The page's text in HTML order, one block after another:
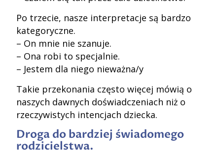
Po trzecie, nasze interpretacje są bardzo
kategoryczne.
– On mnie nie szanuje.
– Ona robi to specjalnie.
– Jestem dla niego nieważna/y
Takie przekonania często więcej mówią o
naszych dawnych doświadczeniach niż o
rzeczywistych intencjach dziecka.
Droga do bardziej świadomego
rodzicielstwa.